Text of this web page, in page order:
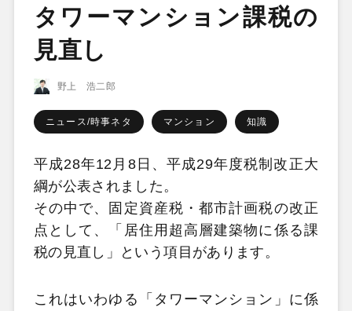
タワーマンション課税の
見直し
野上 浩二郎
ニュース/時事ネタ マンション 知識
平成28年12月8日、平成29年度税制改正大
綱が公表されました。
その中で、固定資産税・都市計画税の改正
点として、「居住用超高層建築物に係る課
税の見直し」という項目があります。
これはいわゆる「タワーマンション」に係